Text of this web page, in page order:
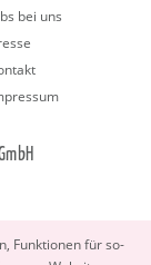
Funk­tio­nen für so­
bei uns